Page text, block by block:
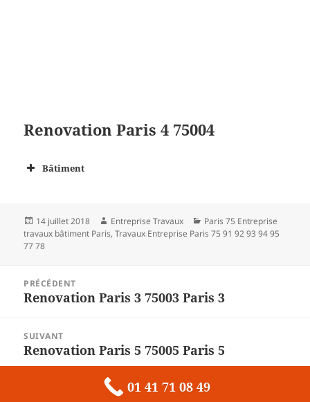
Renovation Paris 4 75004
Bâtiment
Publié
le
14 juillet 2018 Auteur
Entreprise Travaux Catégories
Paris 75 Entreprise
travaux bâtiment Paris,Travaux Entreprise Paris 75 91 92 93 94 95
77 78
l’article
PRÉCÉDENT
Article
Renovation Paris 3 75003 Paris 3
SUIVANT
Article
suivant :
Renovation Paris 5 75005 Paris 5
Fièrement propulsé par WordPress01 41 71 08 49